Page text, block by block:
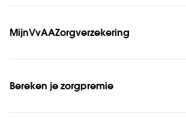
MijnVvAAZorgverzekering
Bereken je zorgpremie